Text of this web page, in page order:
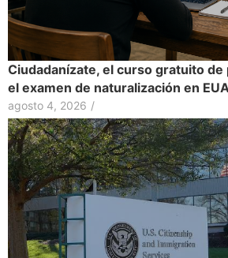
Ciudadanízate, el curso gratuito
el examen de naturalización en EUA
agosto 4, 2026 /